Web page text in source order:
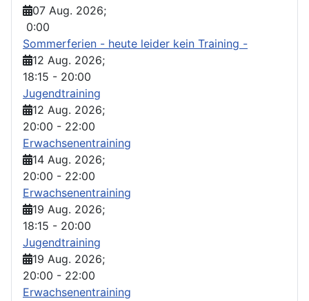
07 Aug. 2026;
0:00
Sommerferien - heute leider kein Training -
12 Aug. 2026;
18:15 - 20:00
Jugendtraining
12 Aug. 2026;
20:00 - 22:00
Erwachsenentraining
14 Aug. 2026;
20:00 - 22:00
Erwachsenentraining
19 Aug. 2026;
18:15 - 20:00
Jugendtraining
19 Aug. 2026;
20:00 - 22:00
Erwachsenentraining